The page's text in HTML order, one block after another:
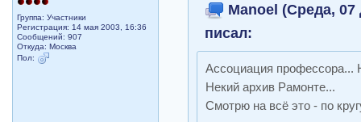
Группа: Участники
Регистрация: 14 мая 2003, 16:36
Сообщений: 907
Откуда: Москва
Пол:
Manoel (Среда, 07
писал:
Ассоциация профессора...
Некий архив Рамонте...
Смотрю на всё это - по